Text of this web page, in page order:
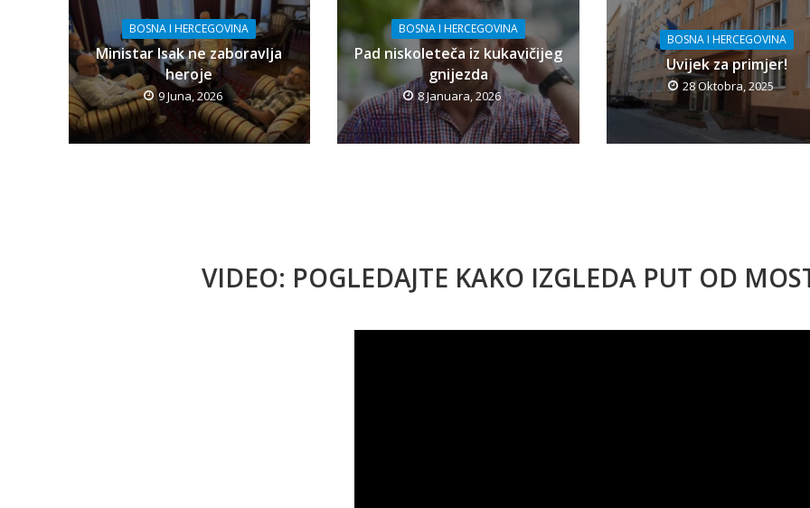
BOSNA I HERCEGOVINA
Ministar Isak ne zaboravlja
heroje
9 Juna, 2026
BOSNA I HERCEGOVINA
Pad niskoleteča iz kukavičijeg
gnijezda
8 Januara, 2026
BOSNA I HERCEGOVINA
Uvijek za primjer!
28 Oktobra, 2025
VIDEO: POGLEDAJTE KAKO IZGLEDA PUT OD